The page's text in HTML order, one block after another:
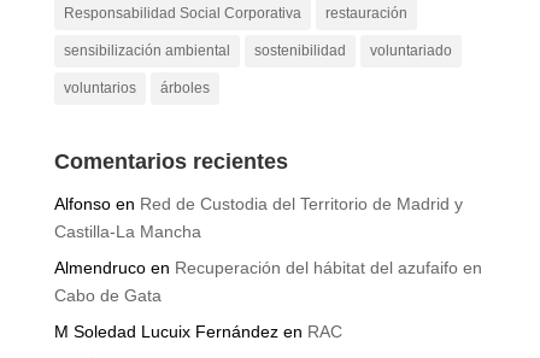
Responsabilidad Social Corporativa restauración
sensibilización ambiental sostenibilidad voluntariado
voluntarios árboles
Comentarios recientes
Alfonsoen Red de Custodia del Territorio de Madrid y
Castilla-La Mancha
Almendrucoen Recuperación del hábitat del azufaifo en
Cabo de Gata
M Soledad Lucuix Fernándezen RAC